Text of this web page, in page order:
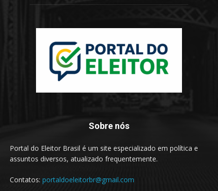
Sobre nós
Portal do Eleitor Brasil é um site especializado em política e
assuntos diversos, atualizado frequentemente.
Contatos: portaldoeleitorbr@gmail.com